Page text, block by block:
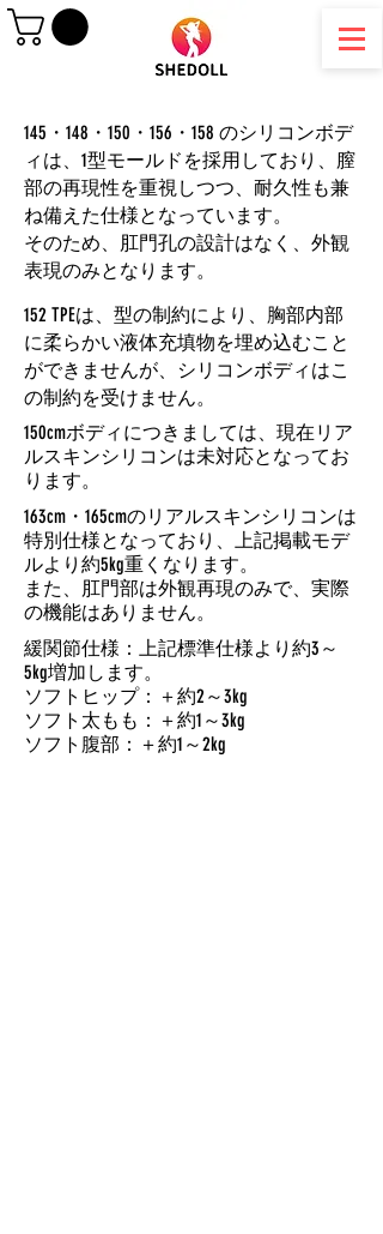
145・148・150・156・158 のシリコンボデ
ィは、1型モールドを採用しており、膣
部の再現性を重視しつつ、耐久性も兼
ね備えた仕様となっています。
そのため、肛門孔の設計はなく、外観
表現のみとなります。
152 TPEは、型の制約により、胸部内部
に柔らかい液体充填物を埋め込むこと
ができませんが、シリコンボディはこ
の制約を受けません。
150cmボディにつきましては、現在リア
ルスキンシリコンは未対応となってお
ります。
163cm・165cmのリアルスキンシリコンは
特別仕様となっており、上記掲載モデ
ルより約5kg重くなります。
また、肛門部は外観再現のみで、実際
の機能はありません。
緩関節仕様：上記標準仕様より約3～
5kg増加します。
ソフトヒップ：＋約2～3kg
ソフト太もも：＋約1～3kg
ソフト腹部：＋約1～2kg